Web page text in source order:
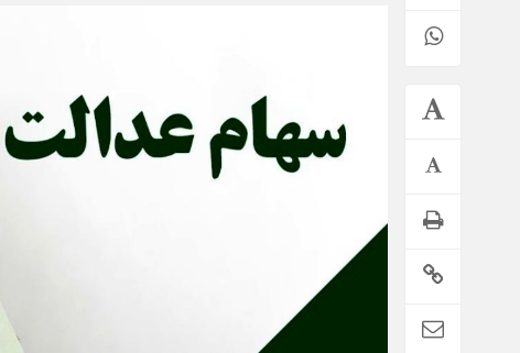
تمدید خودکار بیمه سلامت دهک‌های اقتصادی ۱ تا ۵ تهران